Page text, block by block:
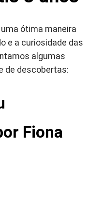
ótima maneira
e a curiosidade das
algumas
de descobertas:
Fiona